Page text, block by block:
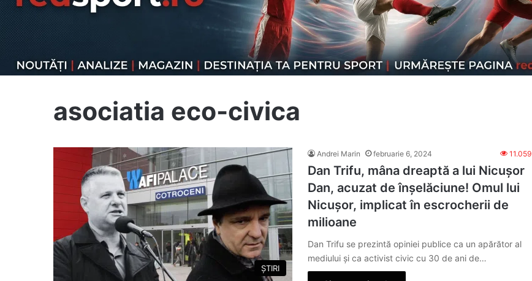
asociatia eco-civica
ȘTIRI
Andrei Marin februarie 6, 2024 11.059
Dan Trifu, mâna dreaptă a lui Nicușor
Dan, acuzat de înșelăciune! Omul lui
Nicușor, implicat în escrocherii de
milioane
Dan Trifu se prezintă opiniei publice ca un apărător al
mediului și ca activist civic cu 30 de ani de…